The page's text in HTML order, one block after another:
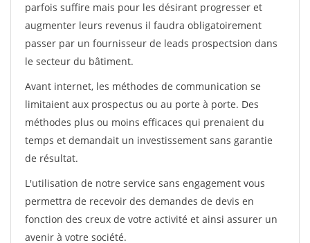
parfois suffire mais pour les désirant progresser et
augmenter leurs revenus il faudra obligatoirement
passer par un fournisseur de leads prospectsion dans
le secteur du bâtiment.
Avant internet, les méthodes de communication se
limitaient aux prospectus ou au porte à porte. Des
méthodes plus ou moins efficaces qui prenaient du
temps et demandait un investissement sans garantie
de résultat.
L'utilisation de notre service sans engagement vous
permettra de recevoir des demandes de devis en
fonction des creux de votre activité et ainsi assurer un
avenir à votre société.